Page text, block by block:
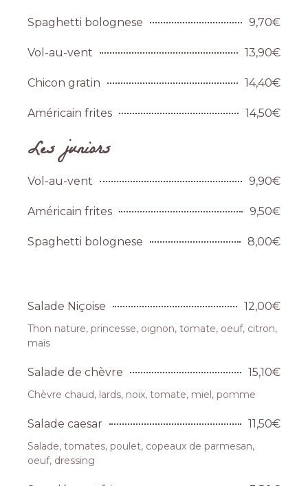
Spaghetti bolognese 9,70€
Vol-au-vent 13,90€
Chicon gratin 14,40€
Américain frites 14,50€
Les juniors
Vol-au-vent 9,90€
Américain frites 9,50€
Spaghetti bolognese 8,00€
Salade Niçoise 12,00€
Thon nature, princesse, oignon, tomate, oeuf, citron,
maïs
Salade de chèvre 15,10€
Chèvre chaud, lards, noix, tomate, miel, pomme
Salade caesar 11,50€
Salade, tomates, poulet, copeaux de parmesan,
oeuf, dressing